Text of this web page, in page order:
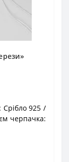
Срібло 925
черпачка: